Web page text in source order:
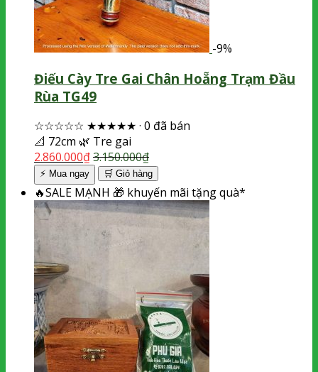
-9%
Điếu Cày Tre Gai Chân Hoẵng Trạm Đầu
Rùa TG49
☆☆☆☆☆ ★★★★★ · 0 đã bán
📐 72cm 🌿 Tre gai
2.860.000₫3.150.000₫
⚡ Mua ngay 🛒 Giỏ hàng
🔥SALE MẠNH 🎁 khuyến mãi tặng quà*